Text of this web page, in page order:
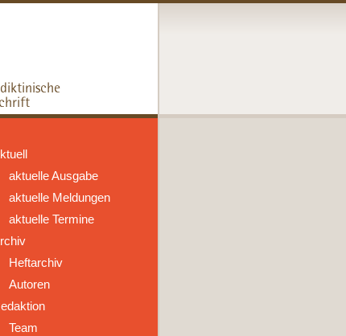
aktuelle Ausgabe
aktuelle Meldungen
aktuelle Termine
Heftarchiv
Autoren
Team